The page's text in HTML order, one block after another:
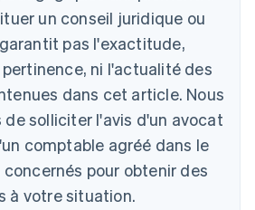
un conseil juridique ou
pas l'exactitude,
ni l'actualité des
dans cet article. Nous
de solliciter l'avis d'un avocat
comptable agréé dans le
pour obtenir des
à votre situation.
DeutschEnglish